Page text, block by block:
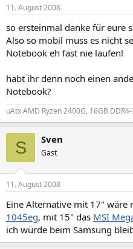
11. August 2008
so ersteinmal danke für eure
Also so mobil muss es nicht
Notebook eh fast nie laufen!
habt ihr denn noch einen
Notebook?
uAtx AMD Ryzen 2400G, 16GB
S Sven
Gast
11. August 2008
Eine Alternative mit 17" wäre
1045eg, mit 15" das MSI
ich würde beim Samsung